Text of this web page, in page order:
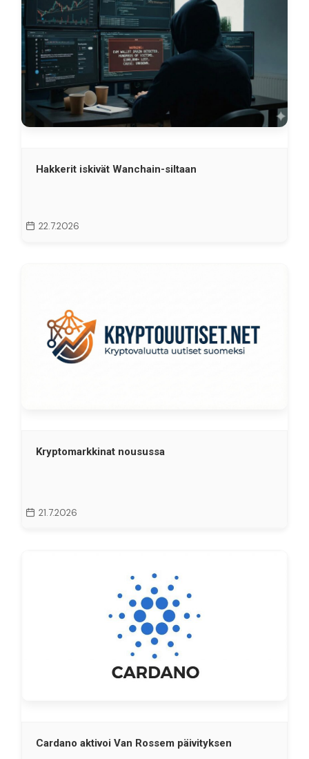
Hakkerit iskivät Wanchain-siltaan
22.7.2026
Kryptomarkkinat nousussa
21.7.2026
Cardano aktivoi Van Rossem päivityksen